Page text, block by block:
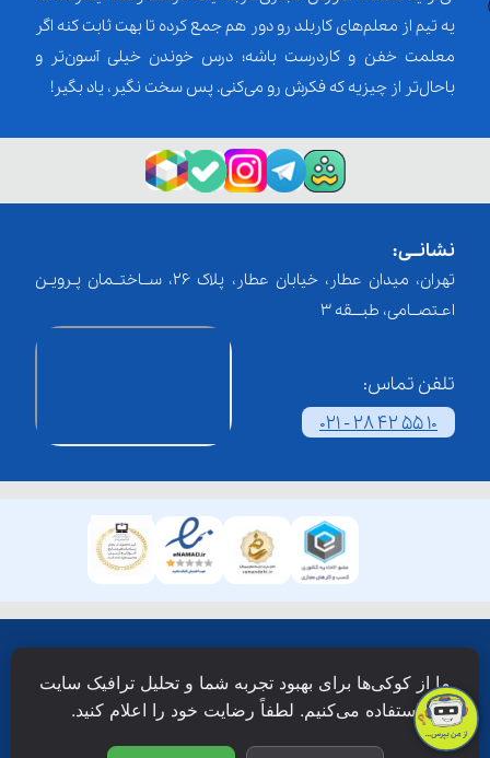
یه تیم از معلم‌‌های کاربلد رو دور هم جمع کرده تا بهت ثابت کنه اگر
معلمت خفن و کاردرست باشه؛ درس خوندن خیلی آسون‌تر و
باحال‌تر از چیزیه که فکرش رو می‌کنی. پس سخت نگیر، یاد بگیر!
نشانــی:
تهران، میدان عطار، خیابان عطار، پلاک 26، ســاختــمان پـرویـن
اعـتصــامی، طبـــقه 3
تلفن تماس:
021 - 28 42 55 10
دانش نویان محفوظ است.
ما از کوکی‌ها برای بهبود تجربه شما و تحلیل ترافیک سایت
استفاده می‌کنیم. لطفاً رضایت خود را اعلام کنید.